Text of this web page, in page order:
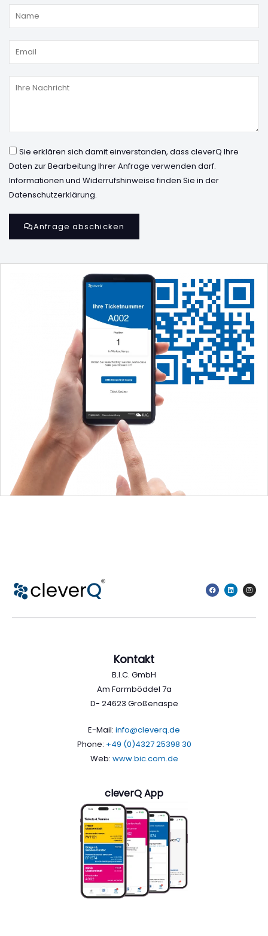
Sie erklären sich damit einverstanden, dass cleverQ Ihre
Daten zur Bearbeitung Ihrer Anfrage verwenden darf.
Informationen und Widerrufshinweise finden Sie in der
Datenschutzerklärung.
Anfrage abschicken
Kontakt
B.I.C. GmbH
Am Farmböddel 7a
D- 24623 Großenaspe
E-Mail: info@cleverq.de
Phone: +49 (0)4327 25398 30
Web: www.bic.com.de
cleverQ App